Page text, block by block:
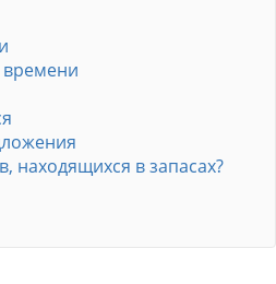
времени
находящихся в запасах?